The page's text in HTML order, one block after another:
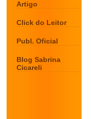
Artigo
Click do Leitor
Publ. Oficial
Blog Sabrina
Cicareli